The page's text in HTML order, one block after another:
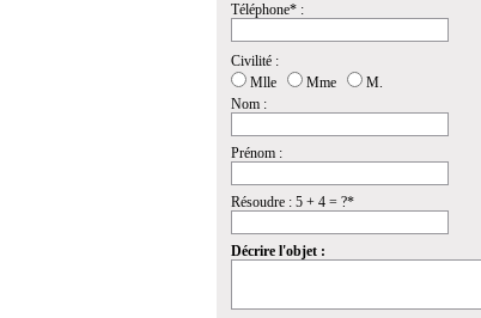
Téléphone* :
Civilité :
Mlle
Mme
M.
Nom :
Prénom :
Résoudre : 5 + 4 = ?*
Décrire l'objet :